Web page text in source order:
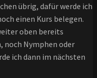
übrig, dafür werde ich
einen Kurs belegen.
oben bereits
noch Nymphen oder
ich dann im nächsten